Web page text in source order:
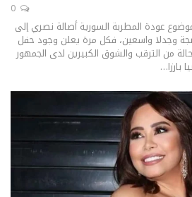
لا يزال موضوع عودة المطربة السورية أصالة نصري إلى
وجدلا واسعين، فكل مرة يعلن وجود حفل
من الترقب والشوق الكبيرين لدى الجمهور
…